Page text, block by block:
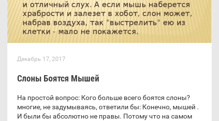
Декабрь 17, 2017
Слоны Боятся Мышей
На простой вопрос: Кого больше всего боятся слоны?
многие, не задумываясь, ответили бы: Конечно, мышей .
И были бы абсолютно не правы. Потому что на самом